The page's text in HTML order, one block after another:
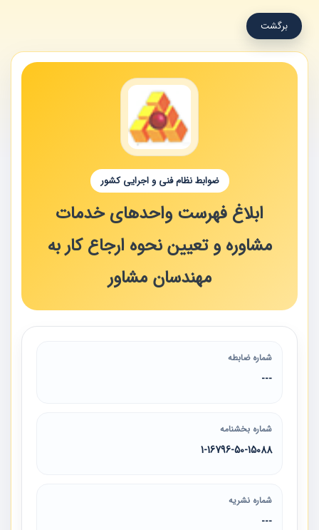
برگشت
ضوابط نظام فنی و اجرایی کشور
ابلاغ فهرست واحدهای خدمات
مشاوره و تعیین نحوه ارجاع کار به
مهندسان مشاور
شماره ضابطه
---
شماره بخشنامه
1-16796-50-15088
شماره نشریه
---